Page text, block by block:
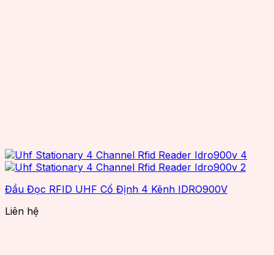
Đầu Đọc RFID UHF Cố Định 4 Kênh IDRO900V
Liên hệ